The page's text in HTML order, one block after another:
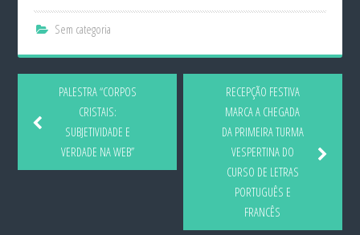
Sem categoria
PALESTRA “CORPOS
CRISTAIS:
SUBJETIVIDADE E
VERDADE NA WEB”
RECEPÇÃO FESTIVA
MARCA A CHEGADA
DA PRIMEIRA TURMA
VESPERTINA DO
CURSO DE LETRAS
PORTUGUÊS E
FRANCÊS